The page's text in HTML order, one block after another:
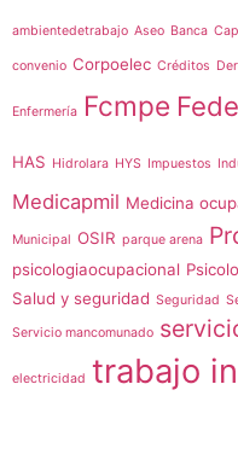
ambientedetrabajo Aseo Banca
convenio Corpoelec Créditos
Enfermería Fcmpe
HAS Hidrolara HYS Impuestos
Medicapmil Medicina
Municipal OSIR parque arena
psicologiaocupacional
Salud y seguridad Seguridad
Servicio mancomunado
electricidad trabajo